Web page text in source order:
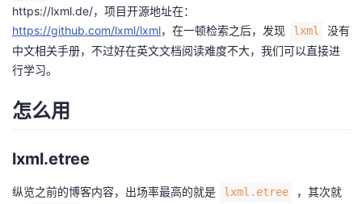
发
者
我
的
博
我
的
我
开
发
者
堂
的
Programs
我
的
支
我
https://lxml.de/，项目开源地址在：
https://github.com/lxml/lxml，在一顿检索之后，发现 lxml
没有
中文相关手册，不过好在英文文档阅读难度不大，我们可以直接进
行学习。
怎么用
lxml.etree
纵览之前的博客内容，出场率最高的就是 lxml.etree
，其次就